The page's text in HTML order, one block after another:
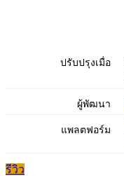
ปรับปรุงเมื่อ
ผู้พัฒนา
แพลตฟอร์ม
รีวิว